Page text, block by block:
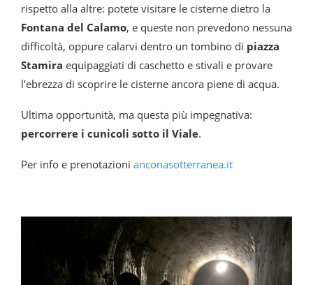
rispetto alla altre: potete visitare le cisterne dietro la
Fontana del Calamo, e queste non prevedono nessuna
difficoltà, oppure calarvi dentro un tombino di piazza
Stamira equipaggiati di caschetto e stivali e provare
l’ebrezza di scoprire le cisterne ancora piene di acqua.
Ultima opportunità, ma questa più impegnativa:
percorrere i cunicoli sotto il Viale.
Per info e prenotazioni anconasotterranea.it